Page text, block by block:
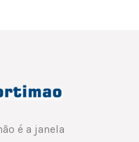
é a janela